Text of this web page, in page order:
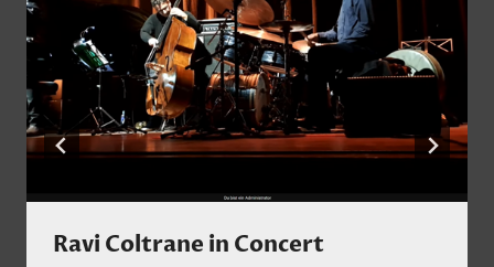
Ravi Coltrane in Concert